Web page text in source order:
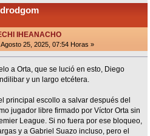
drodgom
IHEANACHO
Agosto 25, 2025, 07:54 Horas »
a Orta, que se lució en esto, Diego
y un largo etcétera.
principal escollo a salvar después del
jugador libre firmado por Víctor Orta sin
League. Si no fuera por ese bloqueo,
y a Gabriel Suazo incluso, pero el